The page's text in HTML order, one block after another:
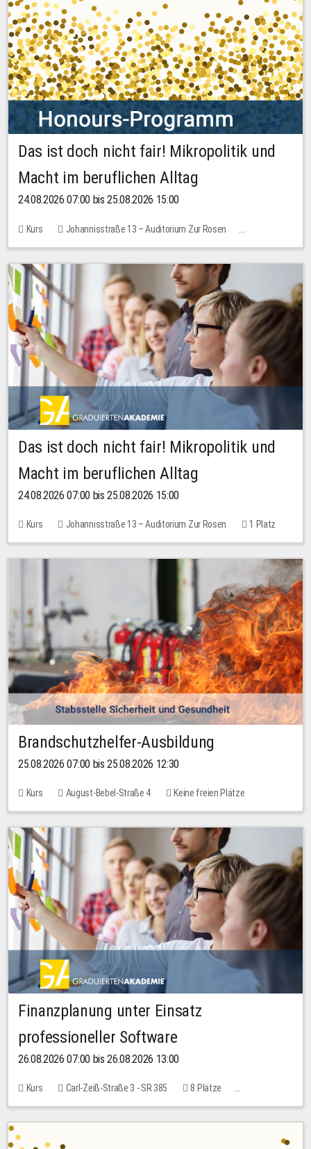
Das ist doch nicht fair! Mikropolitik und
Macht im beruflichen Alltag
24.08.2026 07:00 bis 25.08.2026 15:00
Kurs
Johannisstraße 13 – Auditorium Zur Rosen
Keine freien Plätze
Das ist doch nicht fair! Mikropolitik und
Macht im beruflichen Alltag
24.08.2026 07:00 bis 25.08.2026 15:00
Kurs Johannisstraße 13 – Auditorium Zur Rosen
1 Platz
30,00 EUR
Brandschutzhelfer-Ausbildung
25.08.2026 07:00 bis 25.08.2026 12:30
Kurs August-Bebel-Straße 4 Keine freien Plätze
Finanzplanung unter Einsatz
professioneller Software
26.08.2026 07:00 bis 26.08.2026 13:00
Kurs Carl-Zeiß-Straße 3 - SR 385
8 Plätze
20,00 EUR